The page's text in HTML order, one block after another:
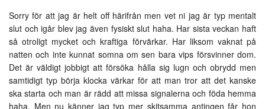
Sorry för att jag är helt off härifrån men vet ni jag är typ mentalt
slut och igår blev jag även fysiskt slut haha. Har sista veckan haft
så otroligt mycket och kraftiga förvärkar. Har liksom vaknat på
natten och inte kunnat somna om sen bara vips försvinner dom.
Det är väldigt jobbigt att försöka hålla sig lugn och obrydd men
samtidigt typ börja klocka värkar för att man tror att det kanske
ska starta och man är rädd att missa signalerna och föda hemma
haha. Men nu känner jag typ mer skitsamma antingen får hon